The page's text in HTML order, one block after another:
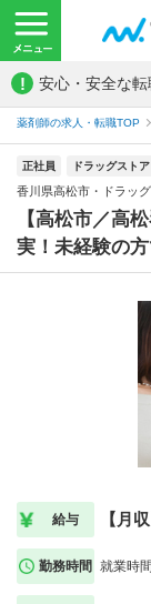
! 安心・安全な転
薬剤師の求人・転職TOP
正社員 ドラッグスト
香川県高松市・ドラッ
【高松市／高
実！未経験の
給与 【月
勤務時間 就業時